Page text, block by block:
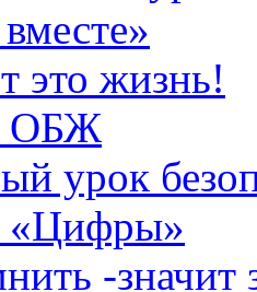
это жизнь!
ОБЖ
урок
«Цифры»
-значит